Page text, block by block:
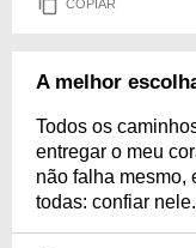
COPIAR
A melhor
Todos os
entregar o meu
não falha mesmo,
todas: confiar nele.